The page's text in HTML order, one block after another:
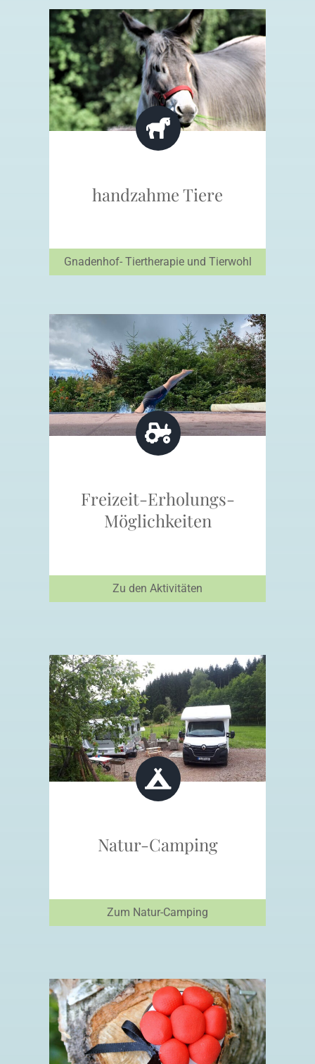
handzahme Tiere
Gnadenhof- Tiertherapie und Tierwohl
Freizeit-Erholungs-
Möglichkeiten
Zu den Aktivitäten
Natur-Camping
Zum Natur-Camping